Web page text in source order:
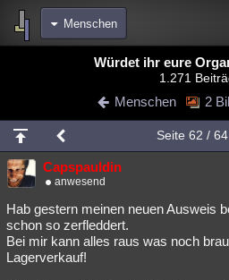
Menschen
Blogs
Chat Wiki Neuigkeiten
meine Rubriken
Menschen Wissenschaft
Spiritualität Verschwörungen
Natur Umfragen Unterhaltung
weitere Rubriken
Würdet ihr eure
1.271
Menschen 2
Seite 62 / 64
Capspauldin
anwesend
Hab gestern meinen neuen Ausweis
schon so zerfleddert.
Bei mir kann alles raus was noch
Lagerverkauf!